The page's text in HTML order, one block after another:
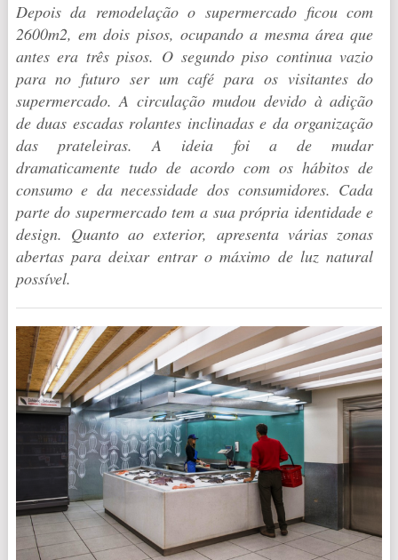
Depois da remodelação o supermercado ficou com
2600m2, em dois pisos, ocupando a mesma área que
antes era três pisos. O segundo piso continua vazio
para no futuro ser um café para os visitantes do
supermercado. A circulação mudou devido à adição
de duas escadas rolantes inclinadas e da organização
das prateleiras. A ideia foi a de mudar
dramaticamente tudo de acordo com os hábitos de
consumo e da necessidade dos consumidores. Cada
parte do supermercado tem a sua própria identidade e
design. Quanto ao exterior, apresenta várias zonas
abertas para deixar entrar o máximo de luz natural
possível.